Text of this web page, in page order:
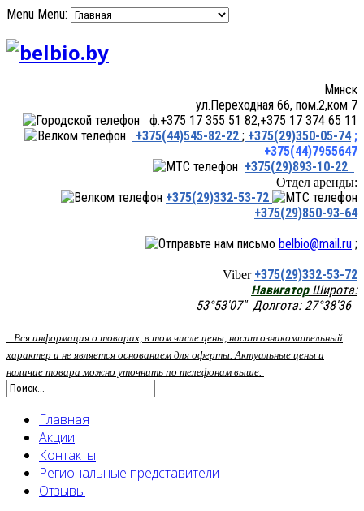
Menu Menu:
Минск
ул.Переходная 66, пом.2,ком 7
ф.+375 17 355 51 82,+375 17 374 65 11
+375(44)545-82-22 ; +375(29)350-05-74 ;
+375(44)7955647
+375(29)893-10-22
Отдел аренды:
+375(29)332-53-72
+375(29)850-93-64
belbio@mail.ru ;
Viber +375(29)332-53-72
НавигаторШирота:
53°53'07" Долгота: 27°38'36
Вся информация о товарах, в том числе цены, носит ознакомительный
характер и не является основанием для оферты. Актуальные цены и
наличие товара можно уточнить по телефонам выше.
Главная
Акции
Контакты
Региональные представители
Отзывы